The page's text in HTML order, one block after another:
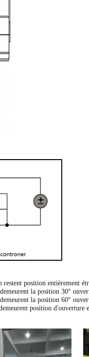
position entièrement
la position 30°
la position 60°
position d'ouverture